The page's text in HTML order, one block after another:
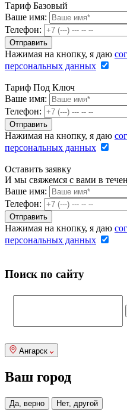
Тариф Базовый
Ваше имя:
Телефон:
Нажимая на кнопку, я даю
персональных данных
Тариф Под Ключ
Ваше имя:
Телефон:
Нажимая на кнопку, я даю
персональных данных
Оставить заявку
И мы свяжемся с вами в
Ваше имя:
Телефон:
Нажимая на кнопку, я даю
персональных данных
Поиск по сайту
Ангарск
Ваш город
Да, верно Нет, другой